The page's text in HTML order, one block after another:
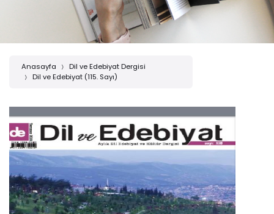
Anasayfa
Dil ve Edebiyat Dergisi
Dil ve Edebiyat (115. Sayı)